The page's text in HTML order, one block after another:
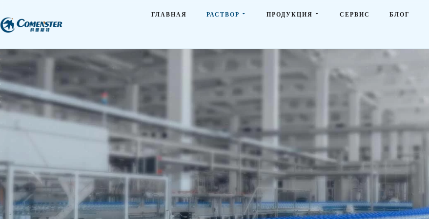
ГЛАВНАЯ РАСТВОР ПРОДУКЦИЯ СЕРВИС БЛОГ